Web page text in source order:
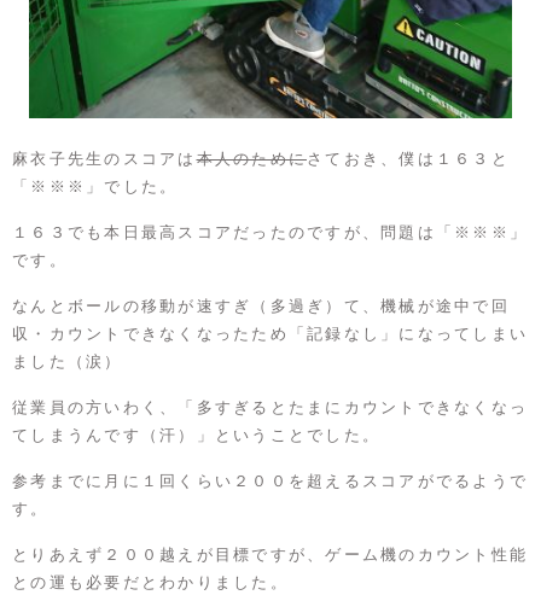
麻衣子先生のスコアは本人のためにさておき、僕は１６３と
「※※※」でした。
１６３でも本日最高スコアだったのですが、問題は「※※※」
です。
なんとボールの移動が速すぎ（多過ぎ）て、機械が途中で回
収・カウントできなくなったため「記録なし」になってしまい
ました（涙）
従業員の方いわく、「多すぎるとたまにカウントできなくなっ
てしまうんです（汗）」ということでした。
参考までに月に１回くらい２００を超えるスコアがでるようで
す。
とりあえず２００越えが目標ですが、ゲーム機のカウント性能
との運も必要だとわかりました。